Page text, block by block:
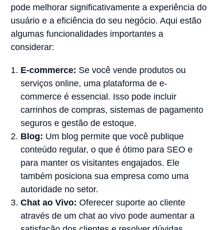
pode melhorar significativamente a experiência do
usuário e a eficiência do seu negócio. Aqui estão
algumas funcionalidades importantes a
considerar:
E-commerce: Se você vende produtos ou
serviços online, uma plataforma de e-
commerce é essencial. Isso pode incluir
carrinhos de compras, sistemas de pagamento
seguros e gestão de estoque.
Blog: Um blog permite que você publique
conteúdo regular, o que é ótimo para SEO e
para manter os visitantes engajados. Ele
também posiciona sua empresa como uma
autoridade no setor.
Chat ao Vivo: Oferecer suporte ao cliente
através de um chat ao vivo pode aumentar a